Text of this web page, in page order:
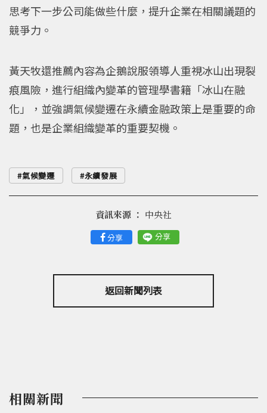
思考下一步公司能做些什麼，提升企業在相關議題的
競爭力。
黃天牧還推薦內容為企鵝說服領導人重視冰山出現裂
痕風險，進行組織內變革的管理學書籍「冰山在融
化」，並強調氣候變遷在永續金融政策上是重要的命
題，也是企業組織變革的重要契機。
氣候變遷 永續發展
分享 分享
資訊來源 ： 中央社
返回新聞列表
相關新聞